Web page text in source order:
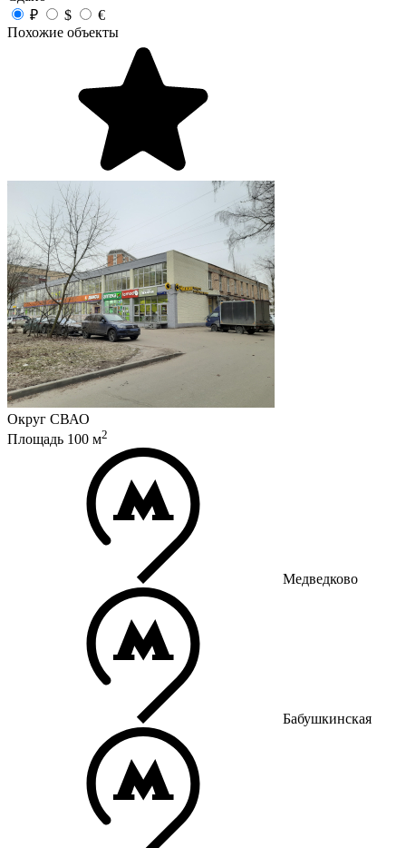
₽
$
€
Похожие объекты
Округ СВАО
Площадь 100 м2
Медведково
Бабушкинская